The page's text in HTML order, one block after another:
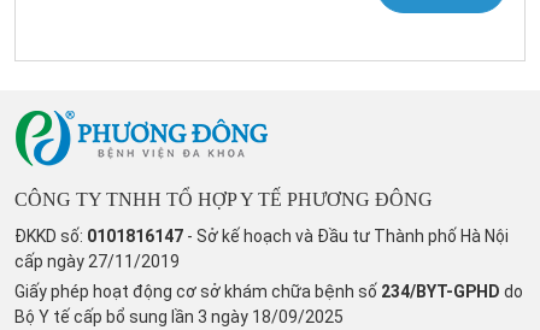
CÔNG TY TNHH TỔ HỢP Y TẾ PHƯƠNG ĐÔNG
ĐKKD số: 0101816147 - Sở kế hoạch và Đầu tư Thành phố Hà Nội
cấp ngày 27/11/2019
Giấy phép hoạt động cơ sở khám chữa bệnh số 234/BYT-GPHD do
Bộ Y tế cấp bổ sung lần 3 ngày 18/09/2025